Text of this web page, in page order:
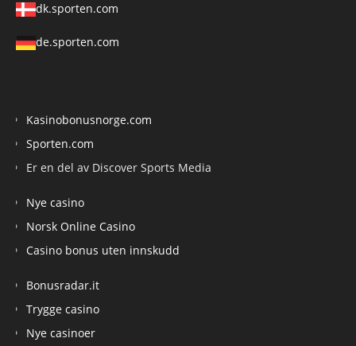
dk.sporten.com
de.sporten.com
Kasinobonusnorge.com
Sporten.com
Er en del av Discover Sports Media
Nye casino
Norsk Online Casino
Casino bonus uten innskudd
Bonusradar.it
Trygge casino
Nye casinoer